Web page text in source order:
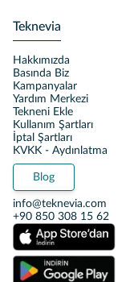
Teknevia
Hakkımızda
Basında Biz
Kampanyalar
Yardım Merkezi
Tekneni Ekle
Kullanım Şartları
İptal Şartları
KVKK - Aydınlatma
Blog
info@teknevia.com
+90 850 308 15 62